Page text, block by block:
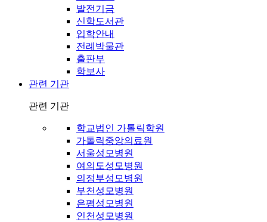
발전기금
신학도서관
입학안내
전례박물관
출판부
학보사
관련 기관
관련 기관
학교법인 가톨릭학원
가톨릭중앙의료원
서울성모병원
여의도성모병원
의정부성모병원
부천성모병원
은평성모병원
인천성모병원